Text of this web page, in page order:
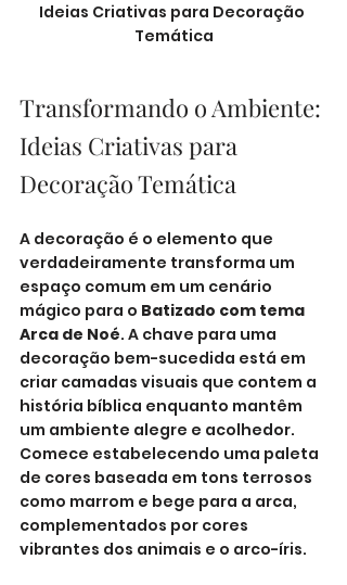
Ideias Criativas para Decoração
Temática
Transformando o Ambiente:
Ideias Criativas para
Decoração Temática
A decoração é o elemento que
verdadeiramente transforma um
espaço comum em um cenário
mágico para o Batizado com tema
Arca de Noé. A chave para uma
decoração bem-sucedida está em
criar camadas visuais que contem a
história bíblica enquanto mantêm
um ambiente alegre e acolhedor.
Comece estabelecendo uma paleta
de cores baseada em tons terrosos
como marrom e bege para a arca,
complementados por cores
vibrantes dos animais e o arco-íris.